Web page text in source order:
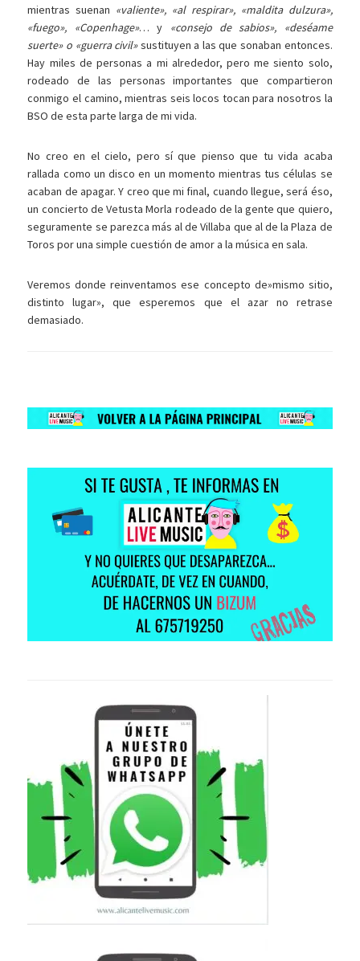
mientras suenan «valiente», «al respirar», «maldita dulzura»,
«fuego», «Copenhage»… y «consejo de sabios», «deséame
suerte» o «guerra civil»sustituyen a las que sonaban entonces.
Hay miles de personas a mi alrededor, pero me siento solo,
rodeado de las personas importantes que compartieron
conmigo el camino, mientras seis locos tocan para nosotros la
BSO de esta parte larga de mi vida.
No creo en el cielo, pero sí que pienso que tu vida acaba
rallada como un disco en un momento mientras tus células se
acaban de apagar. Y creo que mi final, cuando llegue, será éso,
un concierto de Vetusta Morla rodeado de la gente que quiero,
seguramente se parezca más al de Villaba que al de la Plaza de
Toros por una simple cuestión de amor a la música en sala.
Veremos donde reinventamos ese concepto de»mismo sitio,
distinto lugar», que esperemos que el azar no retrase
demasiado.